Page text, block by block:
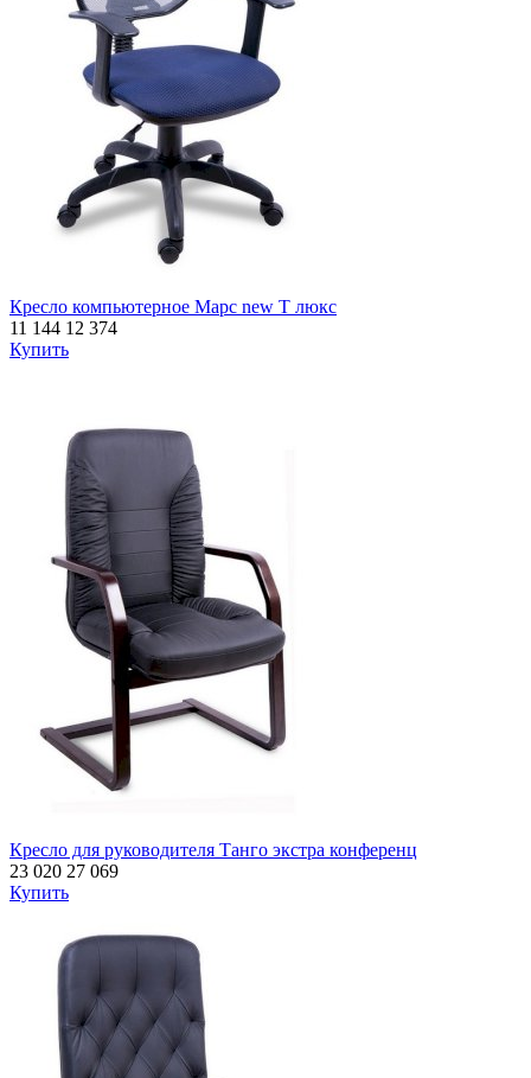
Кресло компьютерное Марс new Т люкс
11 144 12 374
Купить
Кресло для руководителя Танго экстра конференц
23 020 27 069
Купить